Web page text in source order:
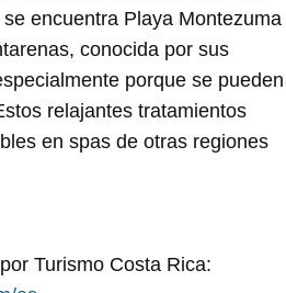
encuentra Playa Montezuma
conocida por sus
porque se pueden
relajantes tratamientos
en spas de otras regiones
Turismo Costa Rica: